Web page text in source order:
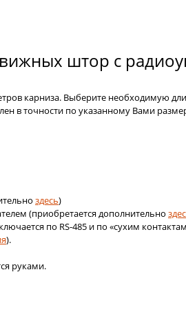
штор с
карниза. Выберите необходимую
в точности по указанному Вами
здесь)
(приобретается дополнительно
по RS-485 и по «сухим
).
руками.